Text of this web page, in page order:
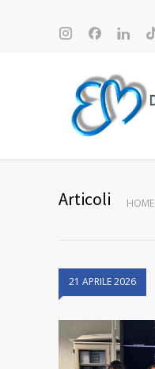
Articoli HOME
21 APRILE 2026